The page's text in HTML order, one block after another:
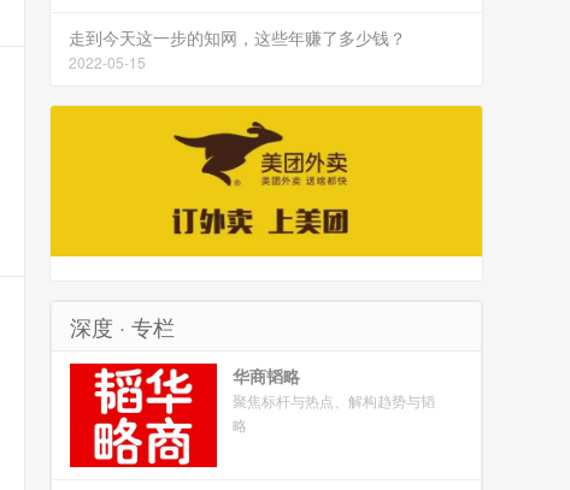
走到今天这一步的知网，这些年赚了多少钱？
2022-05-15
深度 · 专栏
华商韬略
聚焦标杆与热点、解构趋势与韬
略